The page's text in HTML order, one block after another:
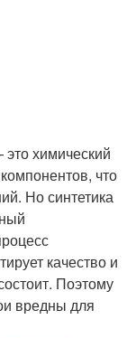
химический
что
Но синтетика
качество и
Поэтому
вредны для